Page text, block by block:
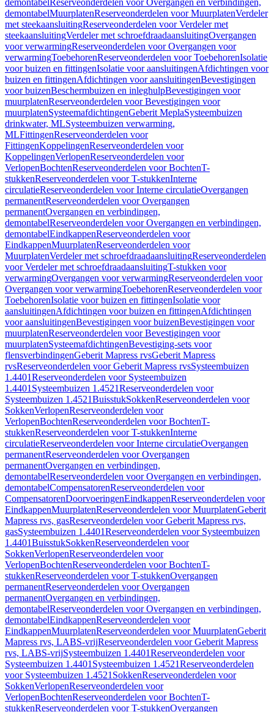
demontabelReserveonderdelen voor Overgangen en verbindingen,
demontabelMuurplatenReserveonderdelen voor MuurplatenVerdeler
met steekaansluitingReserveonderdelen voor Verdeler met
steekaansluitingVerdeler met schroefdraadaansluitingOvergangen
voor verwarmingReserveonderdelen voor Overgangen voor
verwarmingToebehorenReserveonderdelen voor ToebehorenIsolatie
voor buizen en fittingenIsolatie voor aansluitingenAfdichtingen voor
buizen en fittingenAfdichtingen voor aansluitingenBevestigingen
voor buizenBeschermbuizen en inleghulpBevestigingen voor
muurplatenReserveonderdelen voor Bevestigingen voor
muurplatenSysteemafdichtingenGeberit MeplaSysteembuizen
drinkwater, MLSysteembuizen verwarming,
MLFittingenReserveonderdelen voor
FittingenKoppelingenReserveonderdelen voor
KoppelingenVerlopenReserveonderdelen voor
VerlopenBochtenReserveonderdelen voor BochtenT-
stukkenReserveonderdelen voor T-stukkenInterne
circulatieReserveonderdelen voor Interne circulatieOvergangen
permanentReserveonderdelen voor Overgangen
permanentOvergangen en verbindingen,
demontabelReserveonderdelen voor Overgangen en verbindingen,
demontabelEindkappenReserveonderdelen voor
EindkappenMuurplatenReserveonderdelen voor
MuurplatenVerdeler met schroefdraadaansluitingReserveonderdelen
voor Verdeler met schroefdraadaansluitingT-stukken voor
verwarmingOvergangen voor verwarmingReserveonderdelen voor
Overgangen voor verwarmingToebehorenReserveonderdelen voor
ToebehorenIsolatie voor buizen en fittingenIsolatie voor
aansluitingenAfdichtingen voor buizen en fittingenAfdichtingen
voor aansluitingenBevestigingen voor buizenBevestigingen voor
muurplatenReserveonderdelen voor Bevestigingen voor
muurplatenSysteemafdichtingenBevestiging-sets voor
flensverbindingenGeberit Mapress rvsGeberit Mapress
rvsReserveonderdelen voor Geberit Mapress rvsSysteembuizen
1.4401Reserveonderdelen voor Systeembuizen
1.4401 Systeembuizen 1.4521Reserveonderdelen voor
Systeembuizen 1.4521BuisstukSokkenReserveonderdelen voor
SokkenVerlopenReserveonderdelen voor
VerlopenBochtenReserveonderdelen voor BochtenT-
stukkenReserveonderdelen voor T-stukkenInterne
circulatieReserveonderdelen voor Interne circulatieOvergangen
permanentReserveonderdelen voor Overgangen
permanentOvergangen en verbindingen,
demontabelReserveonderdelen voor Overgangen en verbindingen,
demontabelCompensatorenReserveonderdelen voor
CompensatorenDoorvoeringenEindkappenReserveonderdelen voor
EindkappenMuurplatenReserveonderdelen voor MuurplatenGeberit
Mapress rvs, gasReserveonderdelen voor Geberit Mapress rvs,
gasSysteembuizen 1.4401Reserveonderdelen voor Systeembuizen
1.4401BuisstukSokkenReserveonderdelen voor
SokkenVerlopenReserveonderdelen voor
VerlopenBochtenReserveonderdelen voor BochtenT-
stukkenReserveonderdelen voor T-stukkenOvergangen
permanentReserveonderdelen voor Overgangen
permanentOvergangen en verbindingen,
demontabelReserveonderdelen voor Overgangen en verbindingen,
demontabelEindkappenReserveonderdelen voor
EindkappenMuurplatenReserveonderdelen voor MuurplatenGeberit
Mapress rvs, LABS-vrijReserveonderdelen voor Geberit Mapress
rvs, LABS-vrijSysteembuizen 1.4401Reserveonderdelen voor
Systeembuizen 1.4401 Systeembuizen 1.4521Reserveonderdelen
voor Systeembuizen 1.4521 SokkenReserveonderdelen voor
SokkenVerlopenReserveonderdelen voor
VerlopenBochtenReserveonderdelen voor BochtenT-
stukkenReserveonderdelen voor T-stukkenOvergangen